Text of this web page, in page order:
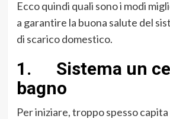
Ecco quindi quali sono i modi
a garantire la buona salute del
di scarico domestico.
1. Sistema un
bagno
Per iniziare, troppo spesso